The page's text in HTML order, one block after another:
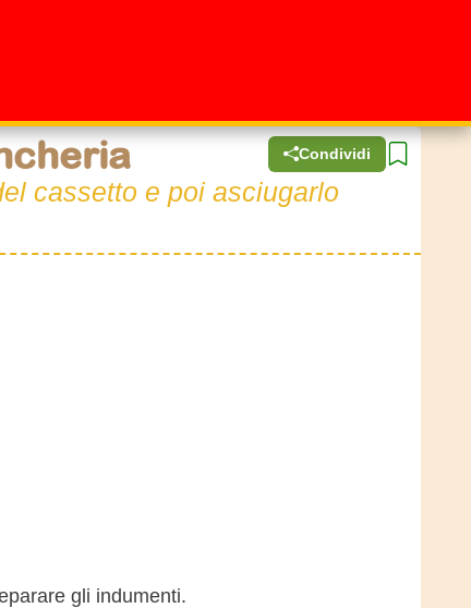
Condividi
cassetto e poi asciugarlo
gli indumenti.